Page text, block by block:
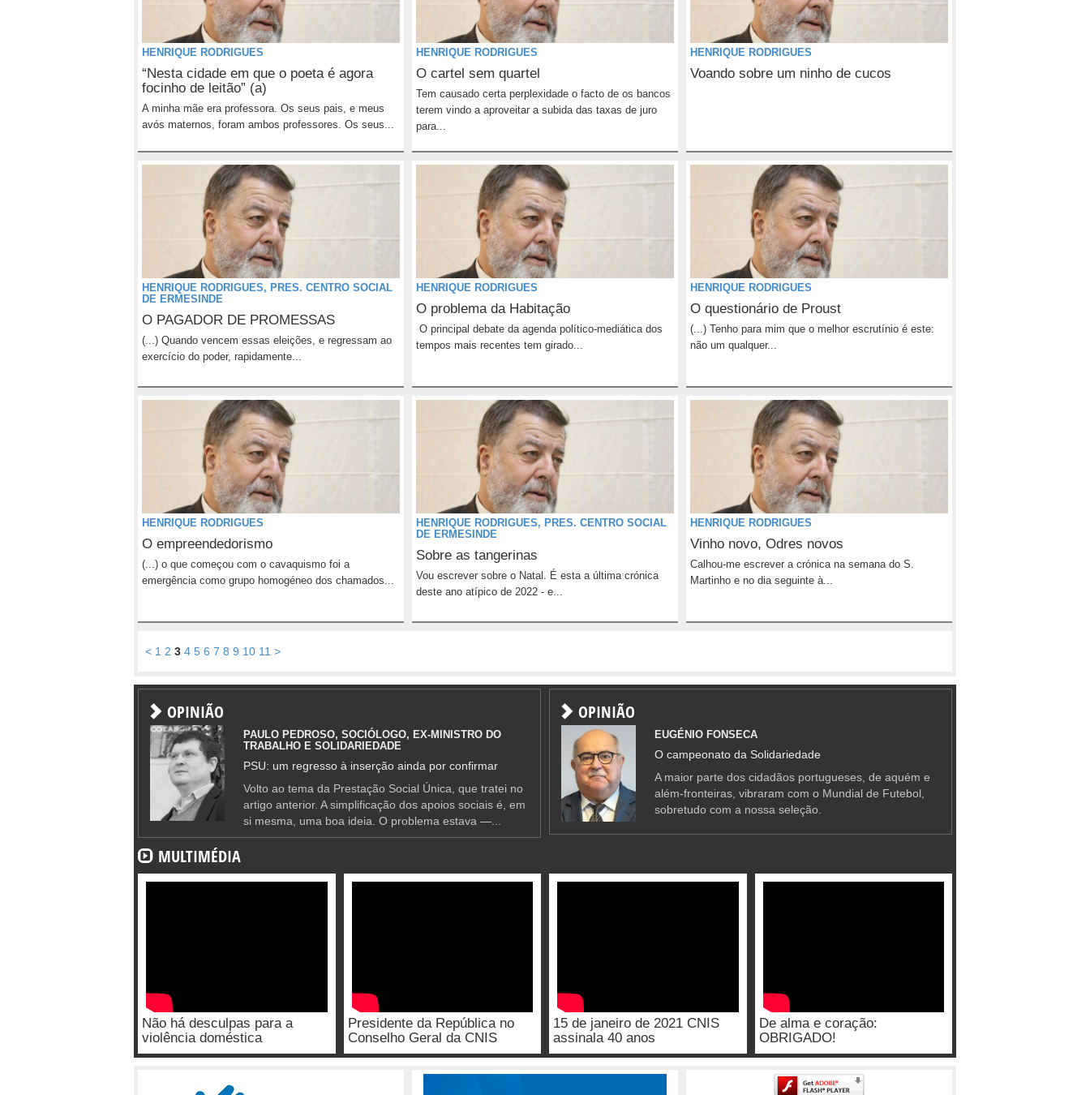
HENRIQUE RODRIGUES
“Nesta cidade em que o poeta é agora
focinho de leitão” (a)
A minha mãe era professora. Os seus pais, e meus
avós maternos, foram ambos professores. Os seus...
HENRIQUE RODRIGUES
O cartel sem quartel
Tem causado certa perplexidade o facto de os bancos
terem vindo a aproveitar a subida das taxas de juro
para...
HENRIQUE RODRIGUES
Voando sobre um ninho de cucos
HENRIQUE RODRIGUES, PRES. CENTRO SOCIAL
DE ERMESINDE
O PAGADOR DE PROMESSAS
(...) Quando vencem essas eleições, e regressam ao
exercício do poder, rapidamente...
HENRIQUE RODRIGUES
O problema da Habitação
O principal debate da agenda político-mediática dos
tempos mais recentes tem girado...
HENRIQUE RODRIGUES
O questionário de Proust
(...) Tenho para mim que o melhor escrutínio é este:
não um qualquer...
HENRIQUE RODRIGUES
O empreendedorismo
(...) o que começou com o cavaquismo foi a
emergência como grupo homogéneo dos chamados...
HENRIQUE RODRIGUES, PRES. CENTRO SOCIAL
DE ERMESINDE
Sobre as tangerinas
Vou escrever sobre o Natal. É esta a última crónica
deste ano atípico de 2022 - e...
HENRIQUE RODRIGUES
Vinho novo, Odres novos
Calhou-me escrever a crónica na semana do S.
Martinho e no dia seguinte à...
< 1 2 3 4 5 6 7 8 9 10 11 >
OPINIÃO
PAULO PEDROSO, SOCIÓLOGO, EX-MINISTRO DO
TRABALHO E SOLIDARIEDADE
PSU: um regresso à inserção ainda por confirmar
Volto ao tema da Prestação Social Única, que tratei no
artigo anterior. A simplificação dos apoios sociais é, em
si mesma, uma boa ideia. O problema estava —...
OPINIÃO
EUGÉNIO FONSECA
O campeonato da Solidariedade
A maior parte dos cidadãos portugueses, de aquém e
além-fronteiras, vibraram com o Mundial de Futebol,
sobretudo com a nossa seleção.
MULTIMÉDIA
Não há desculpas para a
violência doméstica
Presidente da República no
Conselho Geral da CNIS
15 de janeiro de 2021 CNIS
assinala 40 anos
De alma e coração:
OBRIGADO!